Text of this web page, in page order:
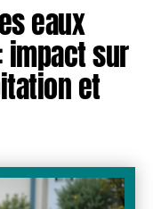
eaux
sur
et